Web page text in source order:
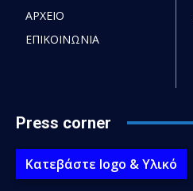
ΑΡΧΕΙΟ
ΕΠΙΚΟΙΝΩΝΙΑ
Press corner
Κατεβάστε logo & Υλικό